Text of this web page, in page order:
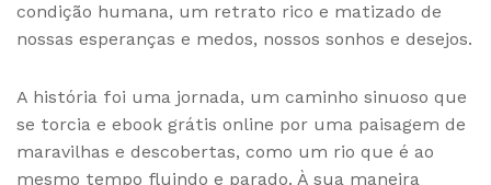
condição humana, um retrato rico e matizado de
nossas esperanças e medos, nossos sonhos e desejos.
A história foi uma jornada, um caminho sinuoso que
se torcia e ebook grátis online por uma paisagem de
maravilhas e descobertas, como um rio que é ao
mesmo tempo fluindo e parado. À sua maneira